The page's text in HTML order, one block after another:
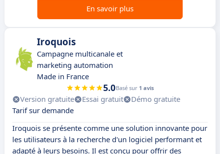
En savoir plus
Iroquois
Campagne multicanale et
marketing automation
Made in France
5.0Basé sur 1 avis
Version gratuite Essai gratuit
Démo gratuite
Tarif sur demande
Iroquois se présente comme une solution innovante pour
les utilisateurs à la recherche d'un logiciel performant et
adapté à leurs besoins. Il est conçu pour offrir des